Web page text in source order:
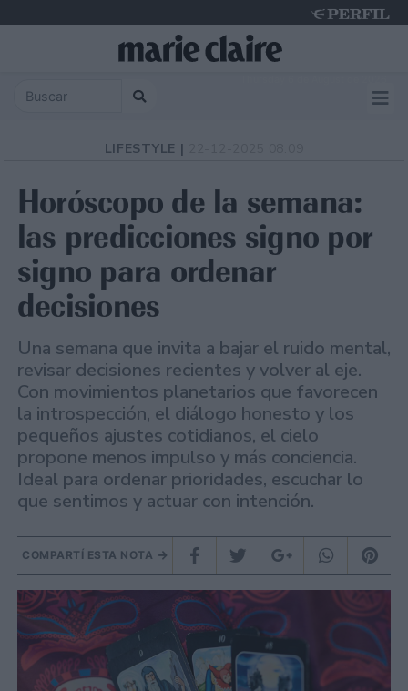
LIFESTYLE |
Horóscopo de la semana:
las predicciones signo por
signo para ordenar
decisiones
Una semana que invita a bajar el ruido mental,
revisar decisiones recientes y volver al eje.
Con movimientos planetarios que favorecen
la introspección, el diálogo honesto y los
pequeños ajustes cotidianos, el cielo
propone menos impulso y más conciencia.
Ideal para ordenar prioridades, escuchar lo
que sentimos y actuar con intención.
COMPARTÍ ESTA NOTA